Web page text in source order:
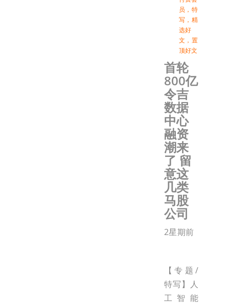
员 ， 特
写 ， 精
选好
文 ， 置
顶好文
首轮
800亿
令吉
数据
中心
融资
潮来
了 留
意这
几类
马股
公司
2星期前
【专题/
特写】人
工智能